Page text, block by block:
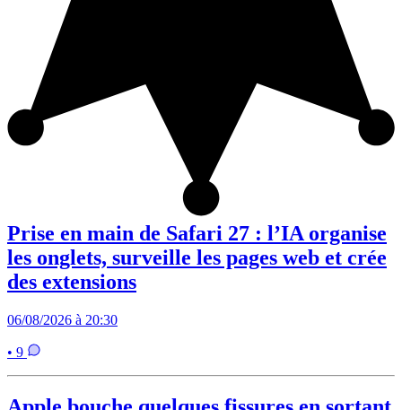
Prise en main de Safari 27 : l’IA organise
les onglets, surveille les pages web et crée
des extensions
06/08/2026 à 20:30
• 9